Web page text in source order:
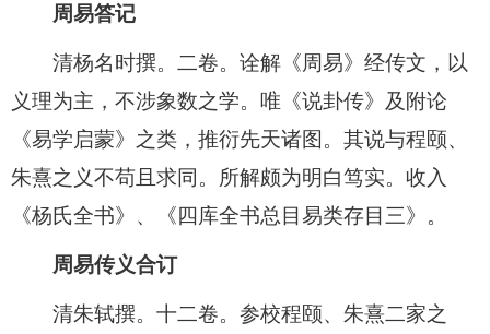
周易答记
清杨名时撰。二卷。诠解《周易》经传文，以
义理为主，不涉象数之学。唯《说卦传》及附论
《易学启蒙》之类，推衍先天诸图。其说与程颐、
朱熹之义不苟且求同。所解颇为明白笃实。收入
《杨氏全书》、《四库全书总目易类存目三》。
周易传义合订
清朱轼撰。十二卷。参校程颐、朱熹二家之